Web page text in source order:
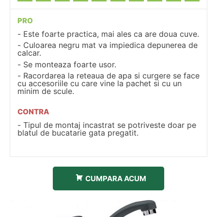
PRO
Este foarte practica, mai ales ca are doua cuve.
Culoarea negru mat va impiedica depunerea de
calcar.
Se monteaza foarte usor.
Racordarea la reteaua de apa si curgere se face
cu accesoriile cu care vine la pachet si cu un
minim de scule.
CONTRA
Tipul de montaj incastrat se potriveste doar pe
blatul de bucatarie gata pregatit.
CUMPARA ACUM